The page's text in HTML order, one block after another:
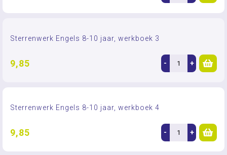
Sterrenwerk Engels 8-10 jaar, werkboek 3
9,85 - +
Sterrenwerk Engels 8-10 jaar, werkboek 4
9,85 - +